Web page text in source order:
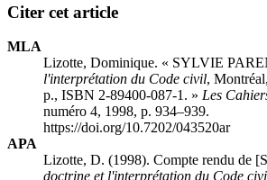
Citer cet article
MLA
Lizotte, Dominique. « SYLVIE
l'interprétation du Code civil,
p., ISBN 2-89400-087-1. » Les
numéro 4, 1998, p. 934–939.
https://doi.org/10.7202/043520ar
APA
Lizotte, D. (1998). Compte rendu de
doctrine et l'interprétation du Code